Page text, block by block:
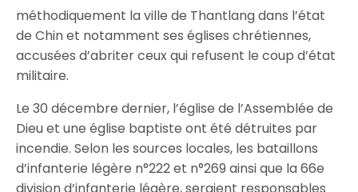
méthodiquement la ville de Thantlang dans l’état
de Chin et notamment ses églises chrétiennes,
accusées d’abriter ceux qui refusent le coup d’état
militaire.
Le 30 décembre dernier, l’église de l’Assemblée de
Dieu et une église baptiste ont été détruites par
incendie. Selon les sources locales, les bataillons
d’infanterie légère n°222 et n°269 ainsi que la 66e